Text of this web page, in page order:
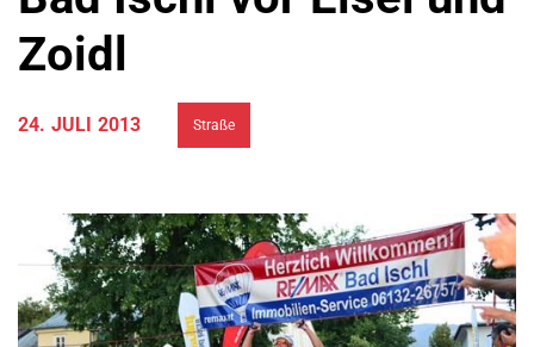
Zoidl
24. JULI 2013 Straße